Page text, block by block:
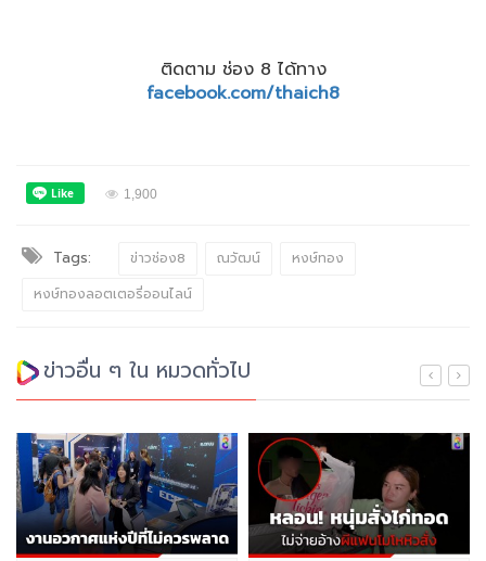
ติดตาม ช่อง 8 ได้ทาง
facebook.com/thaich8
1,900
Tags: ข่าวช่อง8 ณวัฒน์
หงษ์ทอง
หงษ์ทองลอตเตอรี่ออนไลน์
ข่าวอื่น ๆ ใน หมวดทั่วไป